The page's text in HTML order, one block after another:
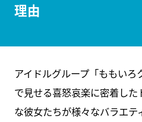
理由
アイドルグループ「ももい
で見せる喜怒哀楽に密着し
な彼女たちが様々なバラエ